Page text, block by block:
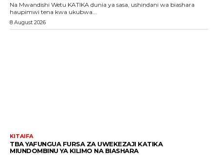
Na Mwandishi Wetu KATIKA dunia ya sasa, ushindani wa biashara
haupimwi tena kwa ukubwa...
8 August 2026
KITAIFA
TBA YAFUNGUA FURSA ZA UWEKEZAJI KATIKA
MIUNDOMBINU YA KILIMO NA BIASHARA